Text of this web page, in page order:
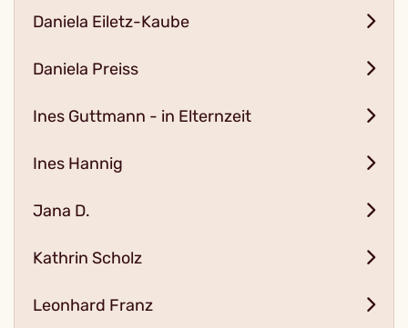
Daniela Eiletz-Kaube
Daniela Preiss
Ines Guttmann - in Elternzeit
Ines Hannig
Jana D.
Kathrin Scholz
Leonhard Franz